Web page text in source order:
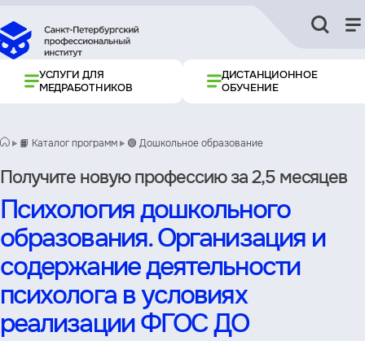
УСЛУГИ ДЛЯ
МЕДРАБОТНИКОВ
ДИСТАНЦИОННОЕ
ОБУЧЕНИЕ
📙 Каталог программ 🟢 Дошкольное образование
Получите новую профессию за 2,5 месяцев
Психология дошкольного
образования. Организация и
содержание деятельности
психолога в условиях
реализации ФГОС ДО